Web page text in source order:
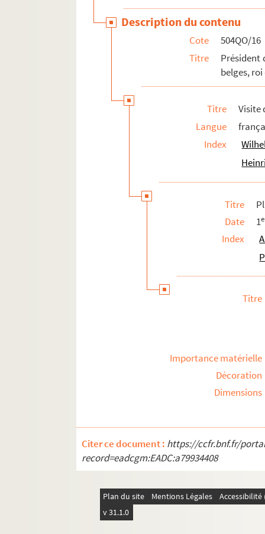
Description du contenu
Cote
504QO/16
Titre
Président
belges, roi
Titre
Visite
Langue
Index
Titre
Date
1
Index
Titre
Importance matérielle
Décoration
Dimensions
Citer ce document : https://ccfr.bnf.fr/
record=eadcgm:EADC:a79934408
Plan du site Mentions Légales
v 31.1.0